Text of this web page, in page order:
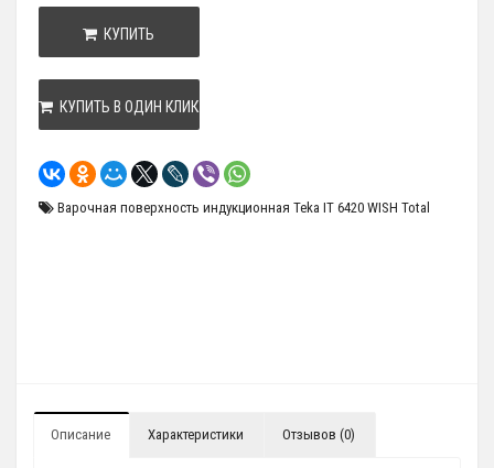
КУПИТЬ
КУПИТЬ В ОДИН КЛИК
Варочная поверхность индукционная Teka IT 6420 WISH Total
Описание Характеристики Отзывов (0)